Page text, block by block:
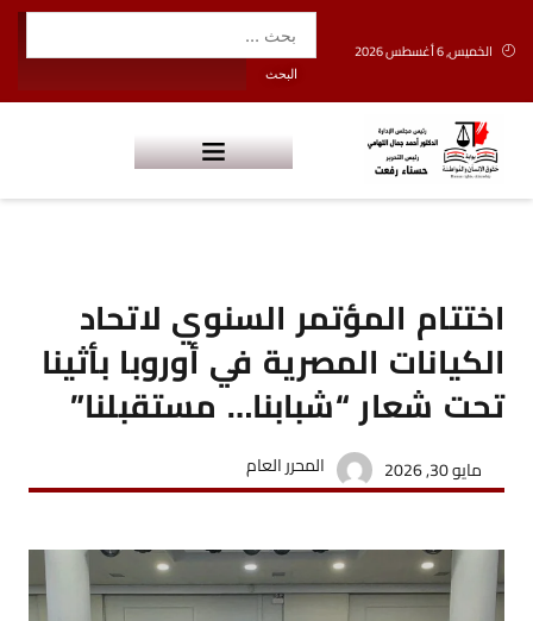
الخميس, 6 أغسطس 2026
اختتام المؤتمر السنوي لاتحاد
الكيانات المصرية في أوروبا بأثينا
تحت شعار “شبابنا… مستقبلنا”
مايو 30, 2026 المحرر العام